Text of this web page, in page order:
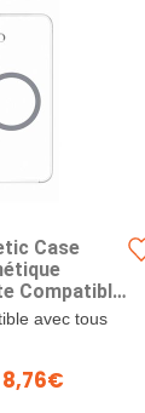
Case
Compatible
Profile
Galaxy
avec tous
8,76€